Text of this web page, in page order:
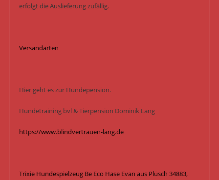
erfolgt die Auslieferung zufällig.
Versandarten
Hier geht es zur Hundepension.
Hundetraining bvl & Tierpension Dominik Lang
https://www.blindvertrauen-lang.de
Trixie Hundespielzeug Be Eco Hase Evan aus Plüsch 34883,